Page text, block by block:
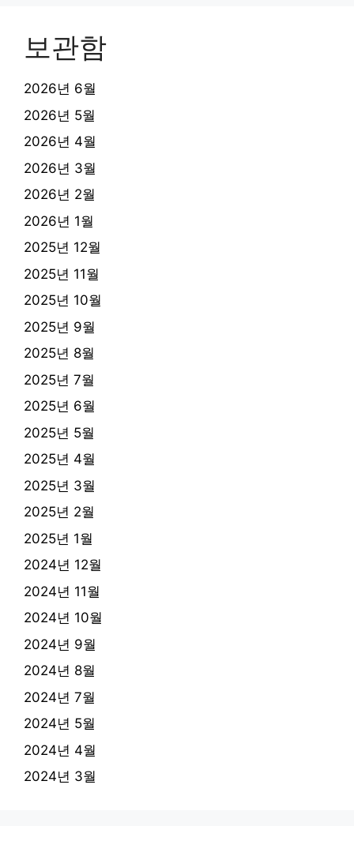
보관함
2026년 6월
2026년 5월
2026년 4월
2026년 3월
2026년 2월
2026년 1월
2025년 12월
2025년 11월
2025년 10월
2025년 9월
2025년 8월
2025년 7월
2025년 6월
2025년 5월
2025년 4월
2025년 3월
2025년 2월
2025년 1월
2024년 12월
2024년 11월
2024년 10월
2024년 9월
2024년 8월
2024년 7월
2024년 5월
2024년 4월
2024년 3월